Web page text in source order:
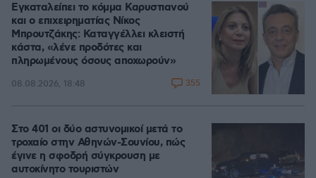
Εγκαταλείπει το κόμμα Καρυστιανού
και ο επιχειρηματίας Νίκος
Μπρουτζάκης: Καταγγέλλει κλειστή
κάστα, «λένε προδότες και
πληρωμένους όσους αποχωρούν»
08.08.2026, 18:48 355
Στο 401 οι δύο αστυνομικοί μετά το
τροχαίο στην Αθηνών-Σουνίου, πώς
έγινε η σφοδρή σύγκρουση με
αυτοκίνητο τουριστών